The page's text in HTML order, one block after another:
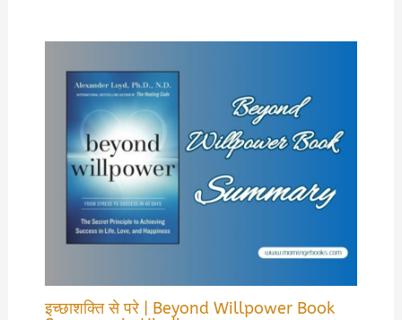
इच्छाशक्ति से परे | Beyond Willpower Book